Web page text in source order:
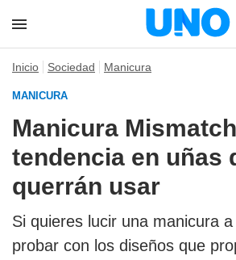
Inicio Sociedad Manicura
MANICURA
Manicura
tendencia en uñas
querrán usar
Si quieres lucir una manicura
probar con los diseños que